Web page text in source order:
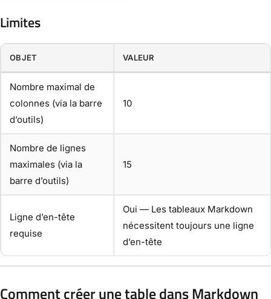
Limites
OBJET VALEUR
Nombre maximal de
colonnes (via la barre
d’outils)
10
Nombre de lignes
maximales (via la
barre d’outils)
15
Ligne d’en-tête
requise
Oui — Les tableaux Markdown
nécessitent toujours une ligne
d’en-tête
Comment créer une table dans Markdown